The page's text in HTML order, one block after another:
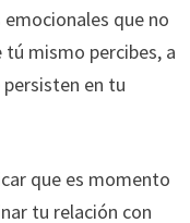
que no
mismo percibes, a
en tu
que es momento
tu relación con